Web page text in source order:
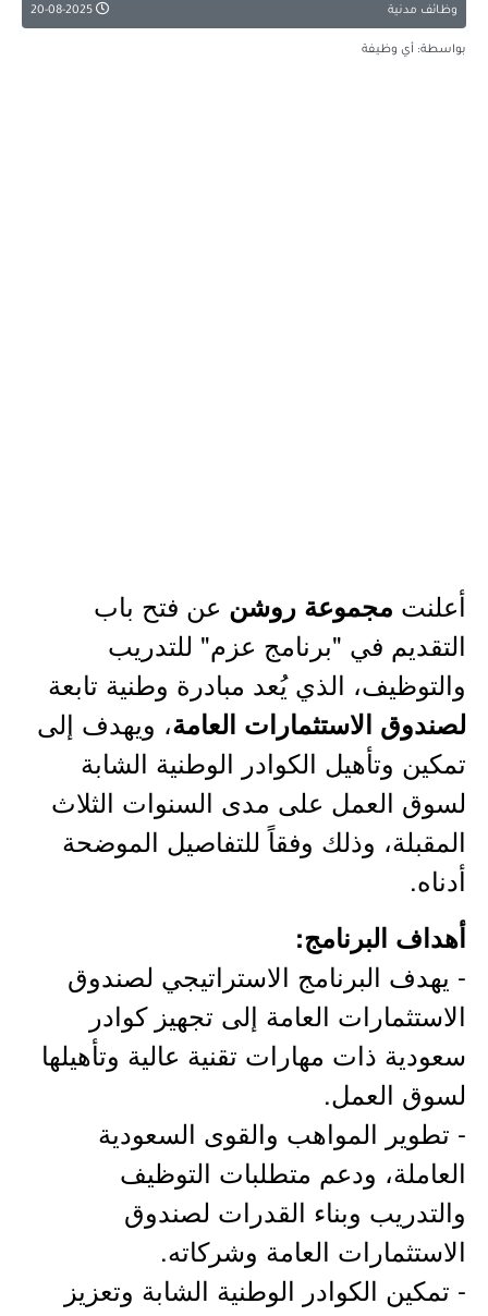
وظائف مدنية
بواسطة: أي وظيفة
أعلنت مجموعة روشن عن فتح باب
التقديم في "برنامج عزم" للتدريب
والتوظيف، الذي يُعد مبادرة وطنية تابعة
لصندوق الاستثمارات العامة، ويهدف إلى
تمكين وتأهيل الكوادر الوطنية الشابة
لسوق العمل على مدى السنوات الثلاث
المقبلة، وذلك وفقاً للتفاصيل الموضحة
أدناه.
أهداف البرنامج:
- يهدف البرنامج الاستراتيجي لصندوق
الاستثمارات العامة إلى تجهيز كوادر
سعودية ذات مهارات تقنية عالية وتأهيلها
لسوق العمل.
- تطوير المواهب والقوى السعودية
العاملة، ودعم متطلبات التوظيف
والتدريب وبناء القدرات لصندوق
الاستثمارات العامة وشركاته.
- تمكين الكوادر الوطنية الشابة وتعزيز